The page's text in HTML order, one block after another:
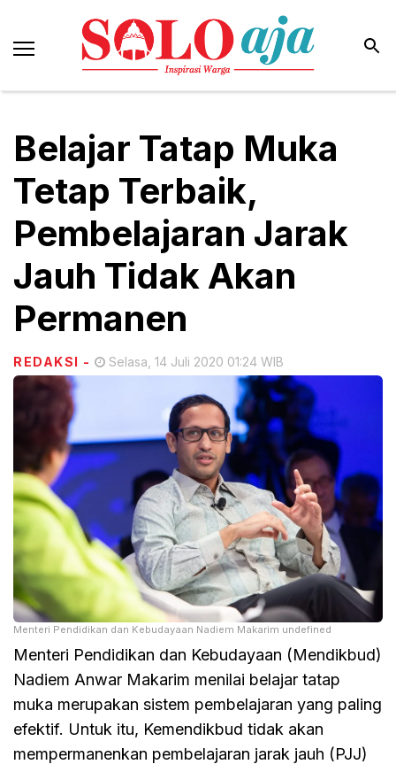
Belajar Tatap Muka
Tetap Terbaik,
Pembelajaran Jarak
Jauh Tidak Akan
Permanen
REDAKSI - Selasa, 14 Juli 2020 01:24 WIB
Menteri Pendidikan dan Kebudayaan Nadiem Makarim undefined
Menteri Pendidikan dan Kebudayaan (Mendikbud)
Nadiem Anwar Makarim menilai belajar tatap
muka merupakan sistem pembelajaran yang paling
efektif. Untuk itu, Kemendikbud tidak akan
mempermanenkan pembelajaran jarak jauh (PJJ)